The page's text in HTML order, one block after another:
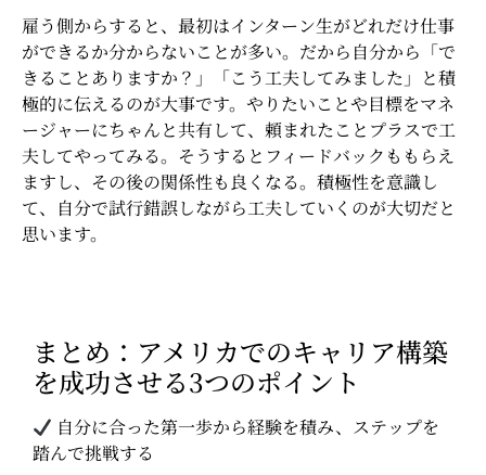
雇う側からすると、最初はインターン生がどれだけ仕事
ができるか分からないことが多い。だから自分から「で
きることありますか？」「こう工夫してみました」と積
極的に伝えるのが大事です。やりたいことや目標をマネ
ージャーにちゃんと共有して、頼まれたことプラスで工
夫してやってみる。そうするとフィードバックももらえ
ますし、その後の関係性も良くなる。積極性を意識し
て、自分で試行錯誤しながら工夫していくのが大切だと
思います。
まとめ：アメリカでのキャリア構築
を成功させる3つのポイント
自分に合った第一歩から経験を積み、ステップを
踏んで挑戦する